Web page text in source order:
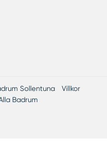
Sollentuna
Villkor
Badrum